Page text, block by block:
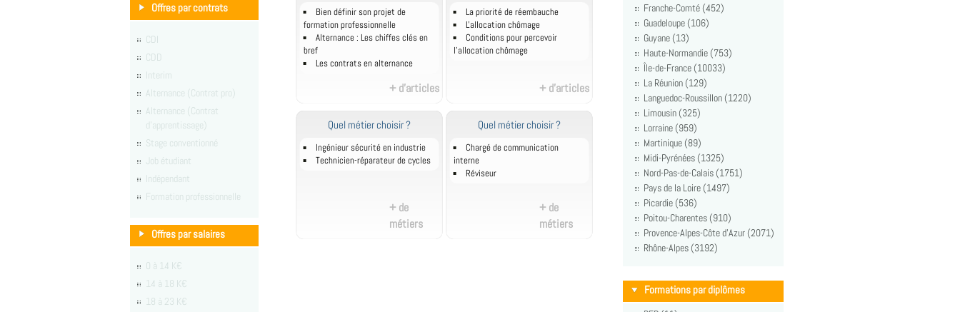
Offres par contrats
CDI
CDD
Interim
Alternance (Contrat pro)
Alternance (Contrat
d'apprentissage)
Stage conventionné
Job étudiant
Indépendant
Formation professionnelle
Offres par salaires
0 à 14 K€
14 à 18 K€
18 à 23 K€
Bien définir son projet de
formation professionnelle
Alternance : Les chiffes clés en
bref
Les contrats en alternance
+ d'articles
La priorité de réembauche
L'allocation chômage
Conditions pour percevoir
l'allocation chômage
+ d'articles
Quel métier choisir ?
Ingénieur sécurité en industrie
Technicien-réparateur de cycles
+ de
métiers
Quel métier choisir ?
Chargé de communication
interne
Réviseur
+ de
métiers
Franche-Comté (452)
Guadeloupe (106)
Guyane (13)
Haute-Normandie (753)
Île-de-France (10033)
La Réunion (129)
Languedoc-Roussillon (1220)
Limousin (325)
Lorraine (959)
Martinique (89)
Midi-Pyrénées (1325)
Nord-Pas-de-Calais (1751)
Pays de la Loire (1497)
Picardie (536)
Poitou-Charentes (910)
Provence-Alpes-Côte d'Azur (2071)
Rhône-Alpes (3192)
Formations par diplômes